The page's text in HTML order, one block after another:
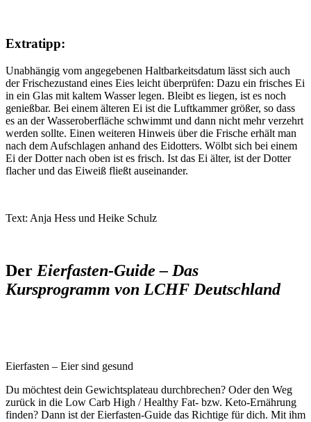
Extratipp:
Unabhängig vom angegebenen Haltbarkeitsdatum lässt sich auch
der Frischezustand eines Eies leicht überprüfen: Dazu ein frisches Ei
in ein Glas mit kaltem Wasser legen. Bleibt es liegen, ist es noch
genießbar. Bei einem älteren Ei ist die Luftkammer größer, so dass
es an der Wasseroberfläche schwimmt und dann nicht mehr verzehrt
werden sollte. Einen weiteren Hinweis über die Frische erhält man
nach dem Aufschlagen anhand des Eidotters. Wölbt sich bei einem
Ei der Dotter nach oben ist es frisch. Ist das Ei älter, ist der Dotter
flacher und das Eiweiß fließt auseinander.
Text: Anja Hess und Heike Schulz
Der Eierfasten-Guide – Das
Kursprogramm von LCHF Deutschland
Eierfasten – Eier sind gesund
Du möchtest dein Gewichtsplateau durchbrechen? Oder den Weg
zurück in die Low Carb High / Healthy Fat- bzw. Keto-Ernährung
finden? Dann ist der Eierfasten-Guide das Richtige für dich. Mit ihm